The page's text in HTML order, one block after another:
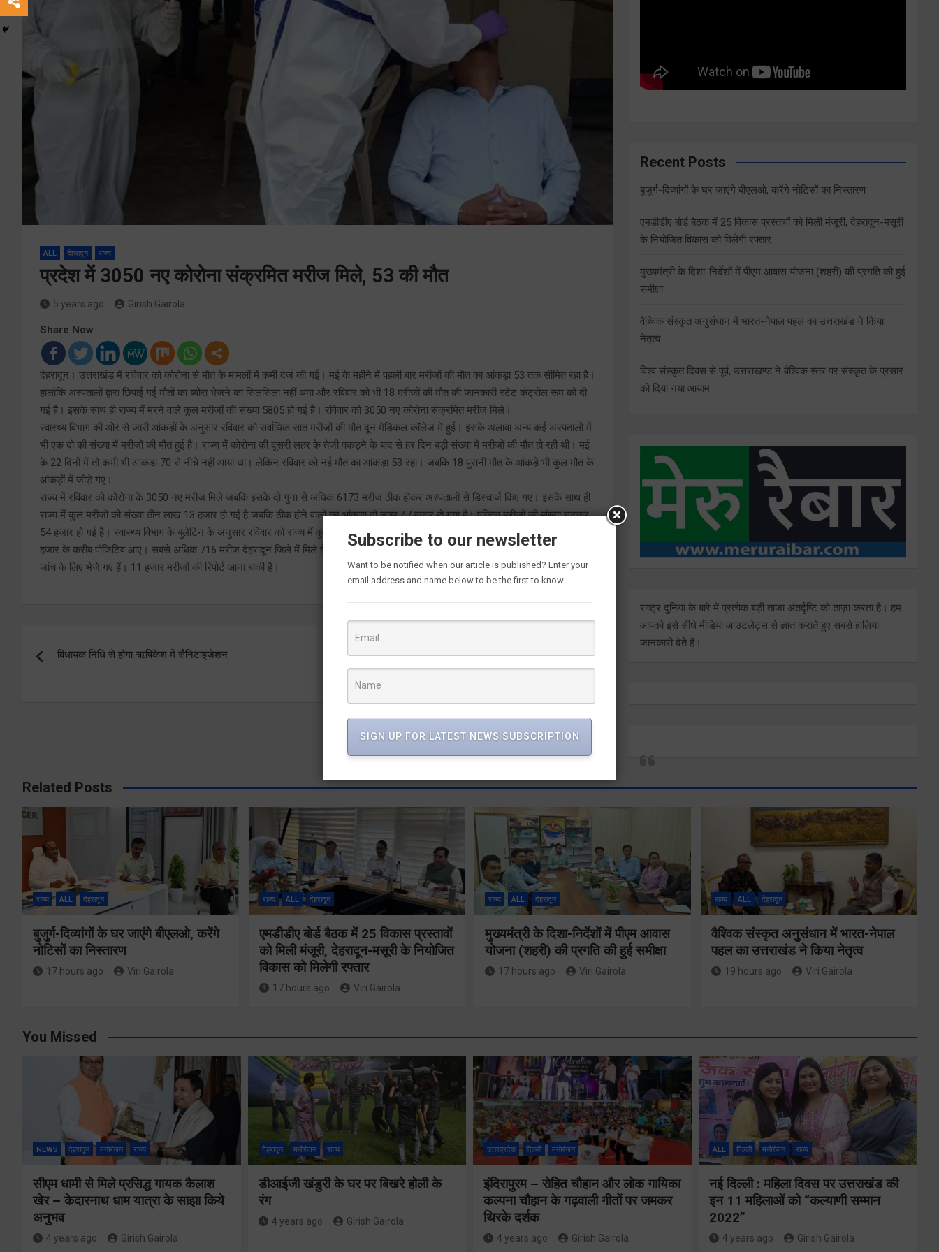
ALL देहरादून राज्य
प्रदेश में 3050 नए कोरोना संक्रमित मरीज मिले, 53 की मौत
5 years ago Girish Gairola
Share Now
देहरादून। उत्तराखंड में रविवार को कोरोना से मौत के मामलों में कमी दर्ज की गई। मई के महीने में पहली बार मरीजों की मौत का आंकड़ा 53 तक सीमित रहा है।
हालांकि अस्पतालों द्वारा छिपाई गई मौतों का ब्योरा भेजने का सिलसिला नहीं थमा और रविवार को भी 18 मरीजों की मौत की जानकारी स्टेट कंट्रोल रूम को दी
गई है। इसके साथ ही राज्य में मरने वाले कुल मरीजों की संख्या 5805 हो गई है। रविवार को 3050 नए कोरोना संक्रमित मरीज मिले।
स्वास्थ्य विभाग की ओर से जारी आंकड़ों के अनुसार रविवार को सर्वाधिक सात मरीजों की मौत दून मेडिकल कॉलेज में हुई। इसके अलावा अन्य कई अस्पतालों में
भी एक दो की संख्या में मरीजों की मौत हुई है। राज्य में कोरोना की दूसरी लहर के तेजी पकड़ने के बाद से हर दिन बड़ी संख्या में मरीजों की मौत हो रही थी। मई
के 22 दिनों में तो कभी भी आंकड़ा 70 से नीचे नहीं आया था। लेकिन रविवार को नई मौत का आंकड़ा 53 रहा। जबकि 18 पुरानी मौत के आंकड़े भी कुल मौत के
आंकड़ों में जोड़े गए।
राज्य में रविवार को कोरोना के 3050 नए मरीज मिले जबकि इसके दो गुना से अधिक 6173 मरीज ठीक होकर अस्पतालों से डिस्चार्ज किए गए। इसके साथ ही
राज्य में कुल मरीजों की संख्या तीन लाख 13 हजार हो गई है जबकि ठीक होने वालों का आंकड़ा दो लाख 47 हजार हो गया है। एक्टिव मरीजों की संख्या घटकर
54 हजार हो गई है। स्वास्थ्य विभाग के बुलेटिन के अनुसार रविवार को राज्य में कुल 41 हजार सैंपल की रिपोर्ट आई जिसमें से 38 हजार नेगेटिव जबकि तीन
हजार के करीब पॉजिटिव आए। सबसे अधिक 716 मरीज देहरादून जिले में मिले हैं। अन्य जिलों में संक्रमण का आंकड़ा इससे कम रहा है। 28 हजार सैंपल
जांच के लिए भेजे गए हैं। 11 हजार मरीजों की रिपोर्ट आना बाकी है।
navigation
विधायक निधि से होगा ऋषिकेश में सैनिटाइजेशन
चिन्यालीसौड़ : हरिद्वार के बॉर्डर से लौटने के बाद चिन्यालीसौड़ की
सेवा में जुटे कमल
Recent Posts
बुजुर्ग-दिव्यांगों के घर जाएंगे बीएलओ, करेंगे नोटिसों का निस्तारण
एमडीडीए बोर्ड बैठक में 25 विकास प्रस्तावों को मिली मंजूरी, देहरादून-मसूरी
के नियोजित विकास को मिलेगी रफ्तार
मुख्यमंत्री के दिशा-निर्देशों में पीएम आवास योजना (शहरी) की प्रगति की हुई
समीक्षा
वैश्विक संस्कृत अनुसंधान में भारत-नेपाल पहल का उत्तराखंड ने किया
नेतृत्व
विश्व संस्कृत दिवस से पूर्व, उत्तराखण्ड ने वैश्विक स्तर पर संस्कृत के प्रसार
को दिया नया आयाम
राष्ट्र दुनिया के बारे में प्रत्येक बड़ी ताजा अंतर्दृष्टि को ताज़ा करता है। हम
आपको इसे सीधे मीडिया आउटलेट्स से ज्ञात कराते हुए सबसे हालिया
जानकारी देते हैं।
Related Posts
राज्य ALL देहरादून
बुजुर्ग-दिव्यांगों के घर जाएंगे बीएलओ, करेंगे
नोटिसों का निस्तारण
17 hours ago Viri Gairola
राज्य ALL देहरादून
एमडीडीए बोर्ड बैठक में 25 विकास प्रस्तावों
को मिली मंजूरी, देहरादून-मसूरी के नियोजित
विकास को मिलेगी रफ्तार
17 hours ago Viri Gairola
राज्य ALL देहरादून
मुख्यमंत्री के दिशा-निर्देशों में पीएम आवास
योजना (शहरी) की प्रगति की हुई समीक्षा
17 hours ago Viri Gairola
राज्य ALL देहरादून
वैश्विक संस्कृत अनुसंधान में भारत-नेपाल
पहल का उत्तराखंड ने किया नेतृत्व
19 hours ago Viri Gairola
You Missed
NEWS देहरादून मनोरंजन राज्य
सीएम धामी से मिले प्रसिद्ध गायक कैलाश
खेर – केदारनाथ धाम यात्रा के साझा किये
अनुभव
4 years ago Girish Gairola
देहरादून मनोरंजन राज्य
डीआईजी खंडुरी के घर पर बिखरे होली के
रंग
4 years ago Girish Gairola
उत्तरप्रदेश दिल्ली मनोरंजन
इंदिरापुरम – रोहित चौहान और लोक गायिका
कल्पना चौहान के गढ़वाली गीतों पर जमकर
थिरके दर्शक
4 years ago Girish Gairola
ALL दिल्ली मनोरंजन राज्य
नई दिल्ली : महिला दिवस पर उत्तराखंड की
इन 11 महिलाओं को “कल्याणी सम्मान
2022”
4 years ago Girish Gairola
वैश्विक संस्कृत
अनुसंधान में
का उत्तराखंड ने
बुजुर्ग-दिव्यांगों के
घर जाएंगे
बीएलओ, करेंगे
नोटिसों का
एमडीडीए बोर्ड
बैठक में 25
विकास प्रस्तावों
को मिली मंजूरी,
देहरादून-मसूरी के
नियोजित विकास
को मिलेगी रफ्तार
Subscribe to our newsletter
Want to be notified when our article is published? Enter your
email address and name below to be the first to know.
SIGN UP FOR LATEST NEWS SUBSCRIPTION